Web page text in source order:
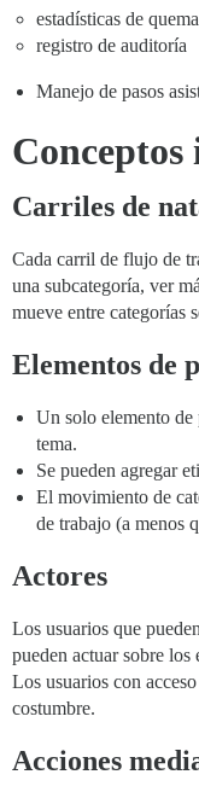
estadísticas de
registro de auditoría
Manejo de pasos
Carriles de
Cada carril de flujo de
una subcategoría, ver
mueve entre categorías
Elementos de
Un solo elemento
tema.
Se pueden agregar
El movimiento de
de trabajo (a menos
Actores
Los usuarios que
pueden actuar sobre los
Los usuarios con
costumbre.
Acciones